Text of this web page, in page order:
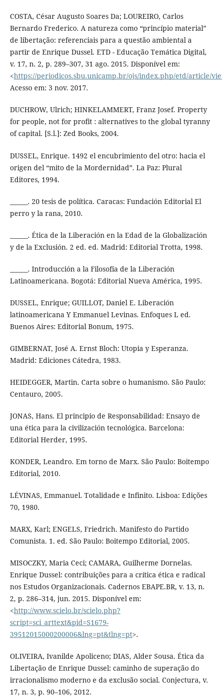
COSTA, César Augusto Soares Da; LOUREIRO, Carlos
Bernardo Frederico. A natureza como “princípio material”
de libertação: referenciais para a questão ambiental a
partir de Enrique Dussel. ETD - Educação Temática Digital,
v. 17, n. 2, p. 289–307, 31 ago. 2015. Disponível em:
<https://periodicos.sbu.unicamp.br/ojs/index.php/etd/article/
Acesso em: 3 nov. 2017.
DUCHROW, Ulrich; HINKELAMMERT, Franz Josef. Property
for people, not for profit : alternatives to the global tyranny
of capital. [S.l.]: Zed Books, 2004.
DUSSEL, Enrique. 1492 el encubrimiento del otro: hacia el
origen del “mito de la Mordernidad”. La Paz: Plural
Editores, 1994.
______. 20 tesis de política. Caracas: Fundación Editorial El
perro y la rana, 2010.
______. Ética de la Liberación en la Edad de la Globalización
y de la Exclusión. 2 ed. ed. Madrid: Editorial Trotta, 1998.
______. Introducción a la Filosofía de la Liberación
Latinoamericana. Bogotá: Editorial Nueva América, 1995.
DUSSEL, Enrique; GUILLOT, Daniel E. Liberación
latinoamericana Y Emmanuel Levinas. Enfoques L ed.
Buenos Aires: Editorial Bonum, 1975.
GIMBERNAT, José A. Ernst Bloch: Utopia y Esperanza.
Madrid: Ediciones Cátedra, 1983.
HEIDEGGER, Martin. Carta sobre o humanismo. São Paulo:
Centauro, 2005.
JONAS, Hans. El principio de Responsabilidad: Ensayo de
una ética para la civilización tecnológica. Barcelona:
Editorial Herder, 1995.
KONDER, Leandro. Em torno de Marx. São Paulo: Boitempo
Editorial, 2010.
LÉVINAS, Emmanuel. Totalidade e Infinito. Lisboa: Edições
70, 1980.
MARX, Karl; ENGELS, Friedrich. Manifesto do Partido
Comunista. 1. ed. São Paulo: Boitempo Editorial, 2005.
MISOCZKY, Maria Ceci; CAMARA, Guilherme Dornelas.
Enrique Dussel: contribuições para a crítica ética e radical
nos Estudos Organizacionais. Cadernos EBAPE.BR, v. 13, n.
2, p. 286–314, jun. 2015. Disponível em:
<http://www.scielo.br/scielo.php?
script=sci_arttext&pid=S1679-
39512015000200006&lng=pt&tlng=pt>.
OLIVEIRA, Ivanilde Apoliceno; DIAS, Alder Sousa. Ética da
Libertação de Enrique Dussel: caminho de superação do
irracionalismo moderno e da exclusão social. Conjectura, v.
17, n. 3, p. 90–106, 2012.